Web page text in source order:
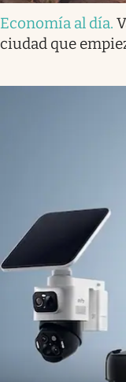
Economía al día.
ciudad que